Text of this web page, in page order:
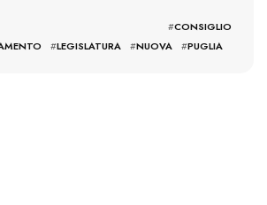
#CONSIGLIO
#LEGISLATURA #NUOVA #PUGLIA